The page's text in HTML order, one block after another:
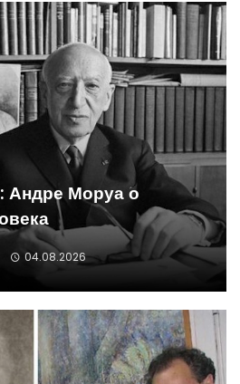
Андре Моруа о
04.08.2026